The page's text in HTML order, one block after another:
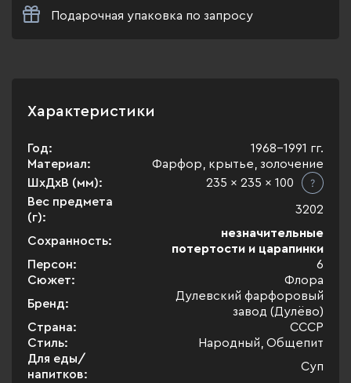
Подарочная упаковка по запросу
Характеристики
Год:
1968-1991 гг.
Материал:
Фарфор, крытье, золочение
ШхДхВ (мм):
235 x 235 x 100
Вес предмета
(г):
3202
Сохранность:
незначительные
потертости и царапинки
Персон:
6
Сюжет:
Флора
Бренд:
Дулевский фарфоровый
завод (Дулёво)
Страна:
СССР
Стиль:
Народный, Общепит
Для еды/
напитков:
Суп